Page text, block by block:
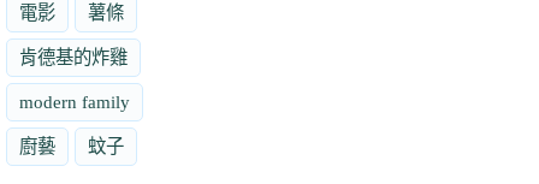
電影 薯條
肯德基的炸雞
modern family
廚藝 蚊子